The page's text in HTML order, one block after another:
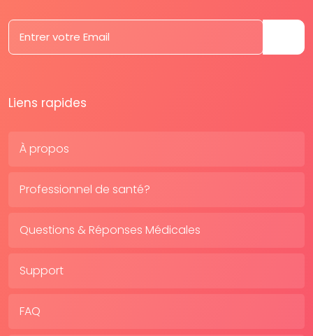
Liens rapides
À propos
Professionnel de santé?
Questions & Réponses Médicales
Support
FAQ